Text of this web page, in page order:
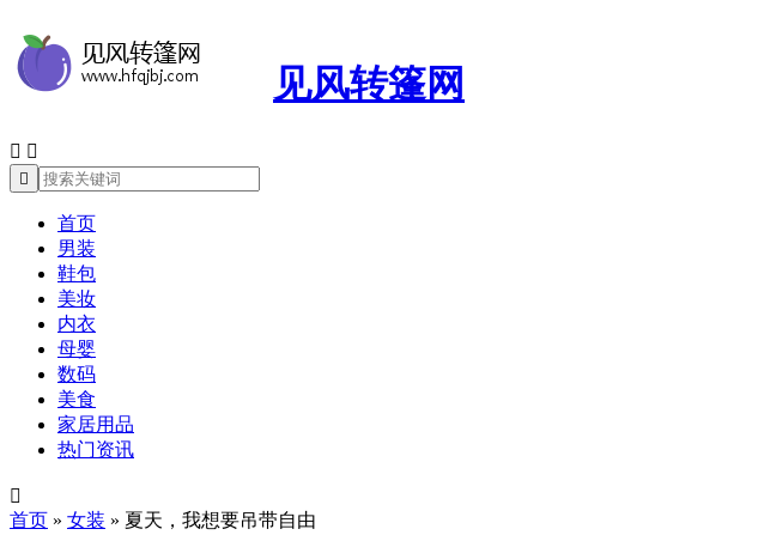
见风转篷网
 

首页
男装
鞋包
美妆
内衣
母婴
数码
美食
家居用品
热门资讯

首页 » 女装 » 夏天，我想要吊带自由